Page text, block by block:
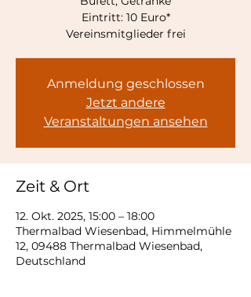
Eintritt: 10 Euro*
Vereinsmitglieder frei
Anmeldung geschlossen
Jetzt andere
Veranstaltungen ansehen
Zeit & Ort
12. Okt. 2025, 15:00 – 18:00
Thermalbad Wiesenbad, Himmelmühle
12, 09488 Thermalbad Wiesenbad,
Deutschland